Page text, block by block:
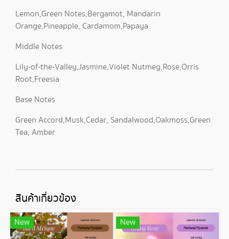
Lemon,Green Notes,Bergamot, Mandarin
Orange,Pineapple, Cardamom,Papaya
Middle Notes
Lily-of-the-Valley,Jasmine,Violet Nutmeg,Rose,Orris
Root,Freesia
Base Notes
Green Accord,Musk,Cedar, Sandalwood,Oakmoss,Green
Tea, Amber
สินค้าเกี่ยวข้อง
New New